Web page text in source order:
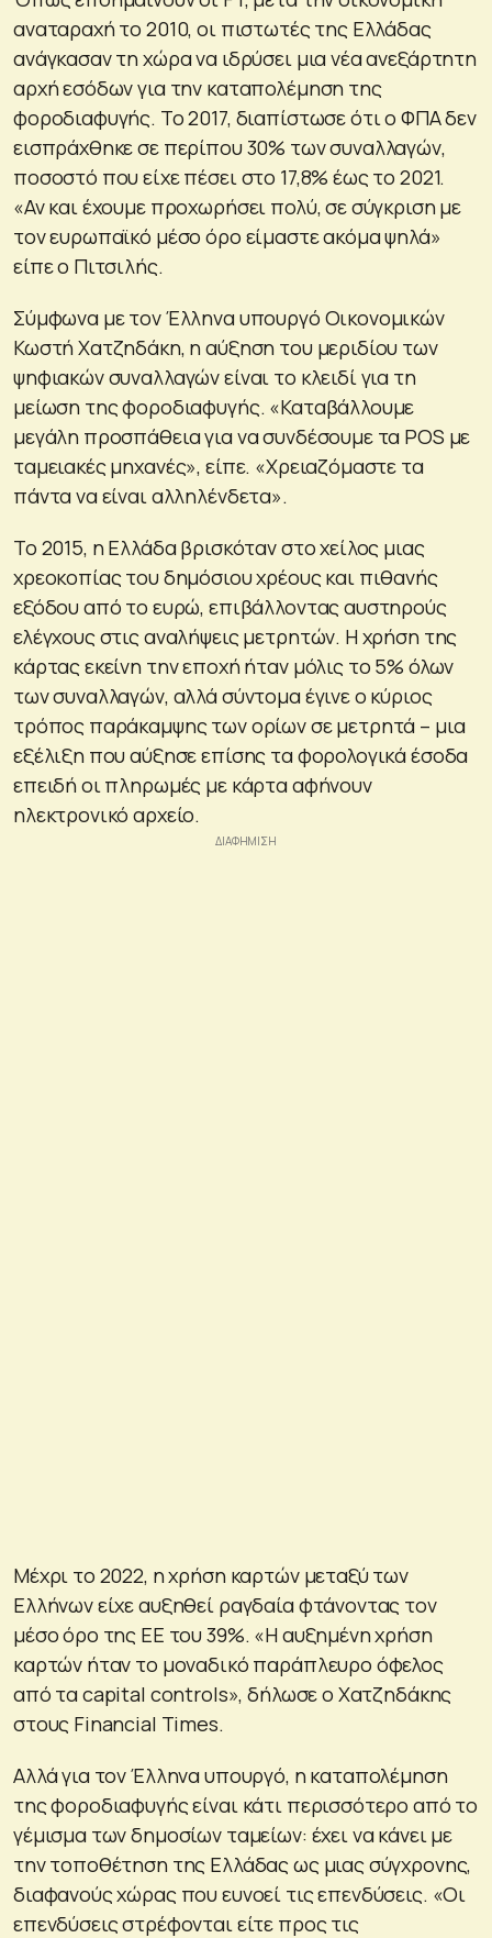
αναταραχή το 2010, οι πιστωτές της Ελλάδας
ανάγκασαν τη χώρα να ιδρύσει μια νέα ανεξάρτητη
αρχή εσόδων για την καταπολέμηση της
φοροδιαφυγής. Το 2017, διαπίστωσε ότι ο ΦΠΑ δεν
εισπράχθηκε σε περίπου 30% των συναλλαγών,
ποσοστό που είχε πέσει στο 17,8% έως το 2021.
«Αν και έχουμε προχωρήσει πολύ, σε σύγκριση με
τον ευρωπαϊκό μέσο όρο είμαστε ακόμα ψηλά»
είπε ο Πιτσιλής.
Σύμφωνα με τον Έλληνα υπουργό Οικονομικών
Κωστή Χατζηδάκη, η αύξηση του μεριδίου των
ψηφιακών συναλλαγών είναι το κλειδί για τη
μείωση της φοροδιαφυγής. «Καταβάλλουμε
μεγάλη προσπάθεια για να συνδέσουμε τα POS με
ταμειακές μηχανές», είπε. «Χρειαζόμαστε τα
πάντα να είναι αλληλένδετα».
Το 2015, η Ελλάδα βρισκόταν στο χείλος μιας
χρεοκοπίας του δημόσιου χρέους και πιθανής
εξόδου από το ευρώ, επιβάλλοντας αυστηρούς
ελέγχους στις αναλήψεις μετρητών. Η χρήση της
κάρτας εκείνη την εποχή ήταν μόλις το 5% όλων
των συναλλαγών, αλλά σύντομα έγινε ο κύριος
τρόπος παράκαμψης των ορίων σε μετρητά – μια
εξέλιξη που αύξησε επίσης τα φορολογικά έσοδα
επειδή οι πληρωμές με κάρτα αφήνουν
ηλεκτρονικό αρχείο.
Μέχρι το 2022, η χρήση καρτών μεταξύ των
Ελλήνων είχε αυξηθεί ραγδαία φτάνοντας τον
μέσο όρο της ΕΕ του 39%. «Η αυξημένη χρήση
καρτών ήταν το μοναδικό παράπλευρο όφελος
από τα capital controls», δήλωσε ο Χατζηδάκης
στους Financial Times.
Αλλά για τον Έλληνα υπουργό, η καταπολέμηση
της φοροδιαφυγής είναι κάτι περισσότερο από το
γέμισμα των δημοσίων ταμείων: έχει να κάνει με
την τοποθέτηση της Ελλάδας ως μιας σύγχρονης,
διαφανούς χώρας που ευνοεί τις επενδύσεις. «Οι
επενδύσεις στρέφονται είτε προς τις